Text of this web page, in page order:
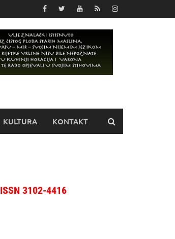
KULTURA KONTAKT
ISSN 3102-4416